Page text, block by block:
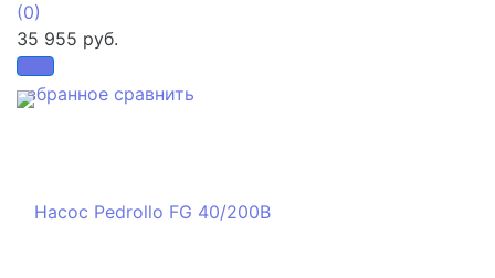
избранное сравнить
(0)
35 955 руб.